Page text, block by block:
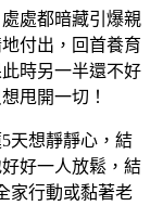
處都暗藏引爆親
付出，回首養育
時另一半還不好
甩開一切！
天想靜靜心，結
好一人放鬆，結
家行動或黏著老